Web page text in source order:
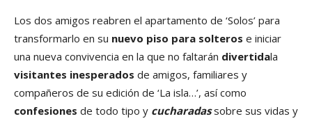
Los dos amigos reabren el apartamento de ‘Solos’ para
transformarlo en su nuevo piso para solteros e iniciar
una nueva convivencia en la que no faltarán divertidala
visitantes inesperados de amigos, familiares y
compañeros de su edición de ‘La isla…’, así como
confesiones de todo tipo y cucharadassobre sus vidas y